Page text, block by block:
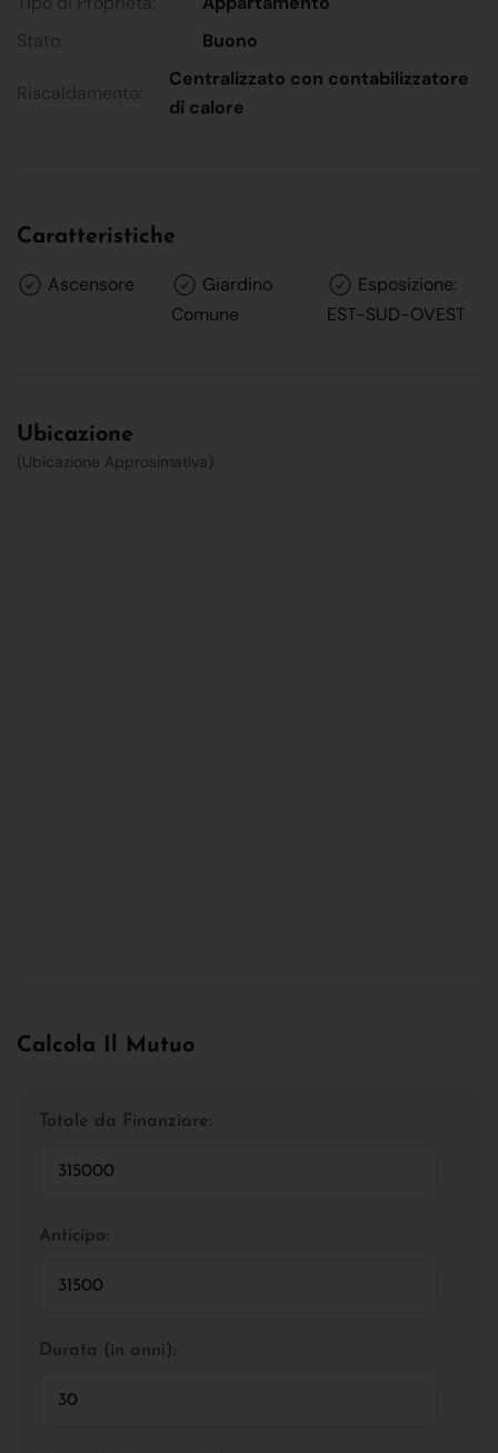
Stato:
Buono
Riscaldamento:
Centralizzato con contabilizzatore
di calore
Caratteristiche
Ascensore
Giardino
Comune
Esposizione:
EST-SUD-OVEST
Ubicazione
(Ubicazione Approsimativa)
Calcola Il Mutuo
Totale da Finanziare:
Anticipo:
Durata (in anni):